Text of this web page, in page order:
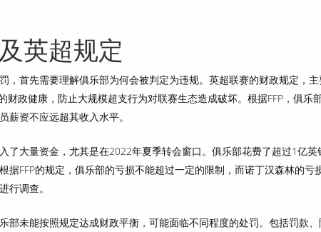
英超规定
，首先需要理解俱乐部为何会被判定为违规。英超联赛的财政规定，主
财政健康，防止大规模超支行为对联赛生态造成破坏。根据FFP，俱乐
薪资不应远超其收入水平。
了大量资金，尤其是在2022年夏季转会窗口。俱乐部花费了超过1亿英
据FFP的规定，俱乐部的亏损不能超过一定的限制，而诺丁汉森林的亏
行调查。
部未能按照规定达成财政平衡，可能面临不同程度的处罚。包括罚款